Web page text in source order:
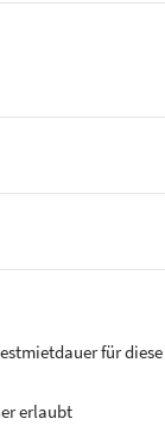
für
erlaubt